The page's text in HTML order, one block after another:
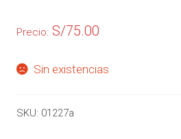
Precio: S/75.00
Sin existencias
SKU: 01227a